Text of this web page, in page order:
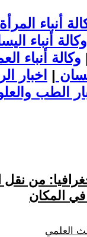
أنباء المرأة
وكالة أنباء
وكالة أنباء
| اخبار
من
في المكان
العلمي